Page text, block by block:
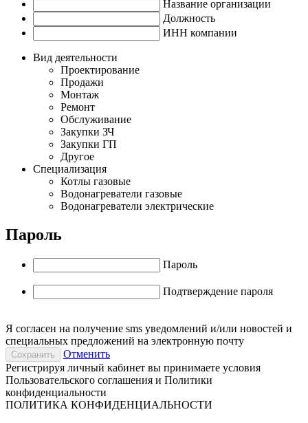
Название организации
Должность
ИНН компании
Вид деятельности
Проектирование
Продажи
Монтаж
Ремонт
Обслуживание
Закупки ЗЧ
Закупки ГП
Другое
Специализация
Котлы газовые
Водонагреватели газовые
Водонагреватели электрические
Пароль
Пароль
Подтверждение пароля
Я согласен на получение sms уведомлений и/или новостей и
специальных предложений на электронную почту
Отменить
Регистрируя личный кабинет вы принимаете условия
Пользовательского соглашения и Политики
конфиденциальности
ПОЛИТИКА КОНФИДЕНЦИАЛЬНОСТИ